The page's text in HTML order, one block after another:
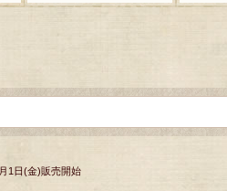
1日(金)販売開始